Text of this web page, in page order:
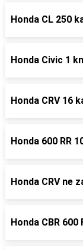
Honda CL 250
Honda Civic 1
Honda CRV 16
Honda 600 RR
Honda CRV ne
Honda CBR